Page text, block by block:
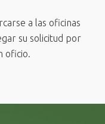
a las oficinas
su solicitud por
oficio.